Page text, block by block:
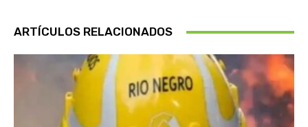
ARTÍCULOS RELACIONADOS